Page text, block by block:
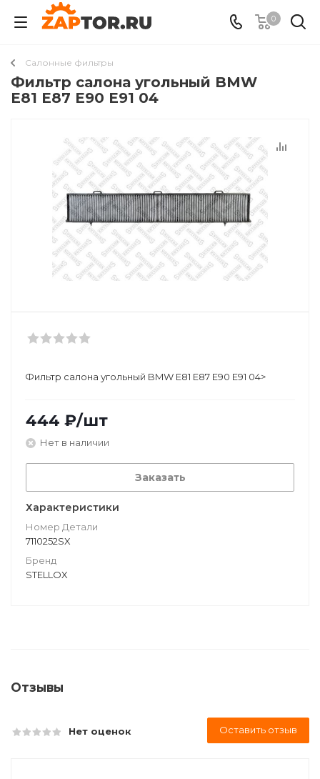
0
Салонные фильтры
Фильтр салона угольный BMW
E81 E87 E90 E91 04
Фильтр салона угольный BMW E81 E87 E90 E91 04>
444 ₽/шт
Нет в наличии
Заказать
Характеристики
Номер Детали
7110252SX
Бренд
STELLOX
Отзывы
Нет оценок Оставить отзыв